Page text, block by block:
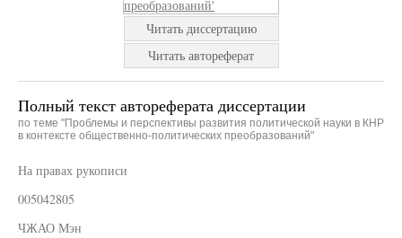
Читать диссертацию
Читать автореферат
Полный текст автореферата диссертации
по теме "Проблемы и перспективы развития политической науки в КНР
в контексте общественно-политических преобразований"
На правах рукописи
005042805
ЧЖАО Мэн